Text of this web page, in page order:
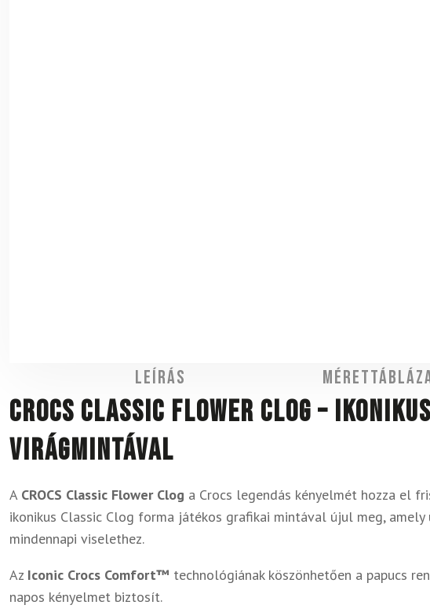
Leírás
CROCS Classic Flower Clog –
virágmintával
A CROCS Classic Flower Clog a Crocs legendás kényelmét hozza el
ikonikus Classic Clog forma játékos grafikai mintával újul meg,
mindennapi viselethez.
Az Iconic Crocs Comfort™ technológiának köszönhetően a papucs
napos kényelmet biztosít.